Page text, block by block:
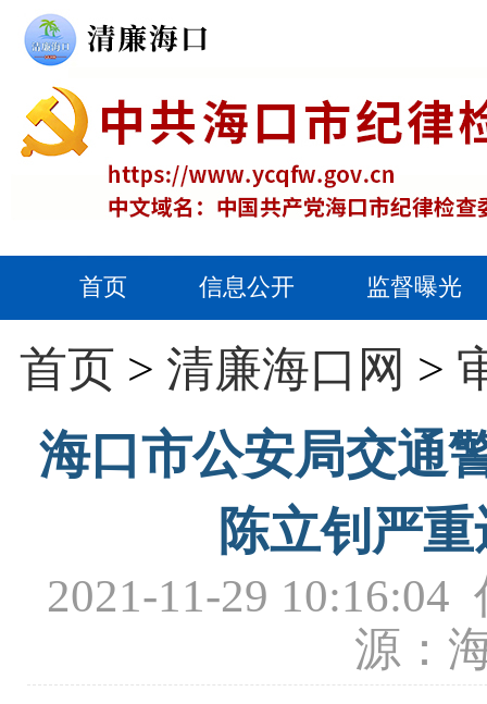
首页 信息公开 监督曝光
首页 > 清廉海口网 >
海口市公安局交通
陈立钊严
2021-11-29
源：